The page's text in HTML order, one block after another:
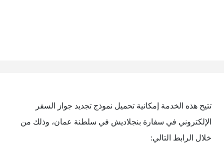
تتيح هذه الخدمة إمكانية تحميل نموذج تجديد جواز السفر
الإلكتروني في سفارة بنجلاديش في سلطنة عمان، وذلك من
خلال الرابط التالي: